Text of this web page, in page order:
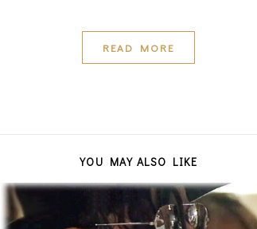
READ MORE
YOU MAY ALSO LIKE